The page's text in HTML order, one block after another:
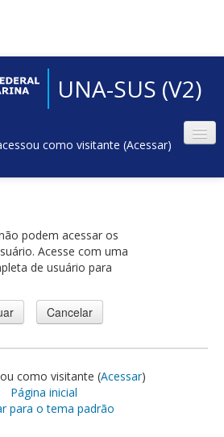
UNA-SUS (V2)
como visitante (Acessar)
podem acessar os
Acesse com uma
de usuário para
como visitante (Acessar)
Página inicial
para o tema padrão